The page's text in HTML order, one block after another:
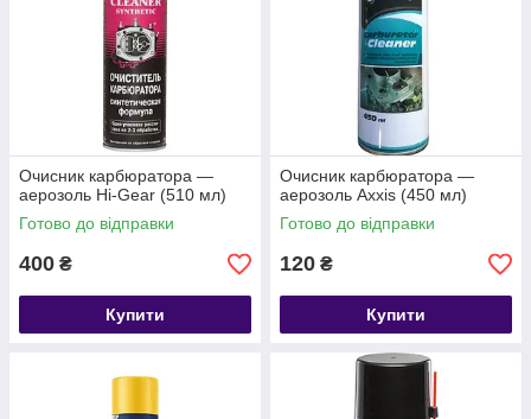
Очисник карбюратора —
аерозоль Hi-Gear (510 мл)
Готово до відправки
400 ₴
Купити
Очисник карбюратора —
аерозоль Axxis (450 мл)
Готово до відправки
120 ₴
Купити